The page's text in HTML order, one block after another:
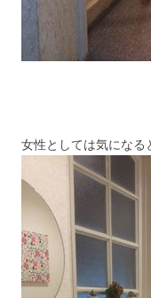
女性としては気になる